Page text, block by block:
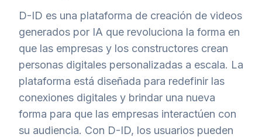
D-ID es una plataforma de creación de videos
generados por IA que revoluciona la forma en
que las empresas y los constructores crean
personas digitales personalizadas a escala. La
plataforma está diseñada para redefinir las
conexiones digitales y brindar una nueva
forma para que las empresas interactúen con
su audiencia. Con D-ID, los usuarios pueden